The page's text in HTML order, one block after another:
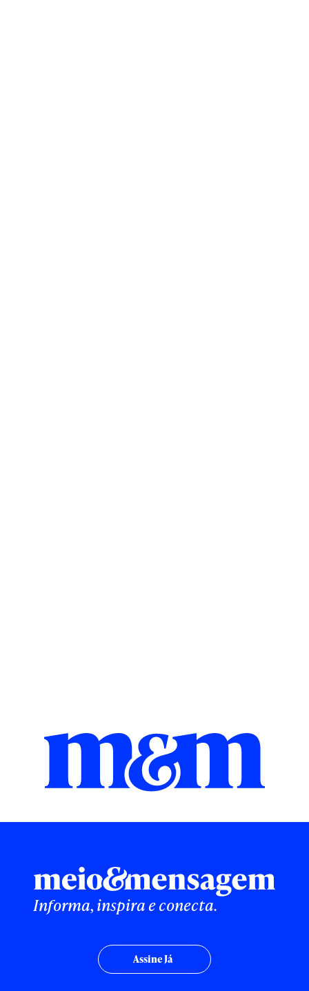
Informa, inspira e conecta.
Assine Já